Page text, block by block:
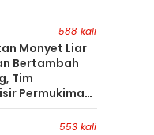
588 kali
Monyet Liar
Bertambah
Tim
Permukiman
Karet
553 kali